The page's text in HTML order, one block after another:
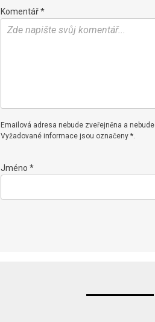
Komentář *
Emailová adresa nebude zveřejněna a
Vyžadované informace jsou označeny *.
Jméno *